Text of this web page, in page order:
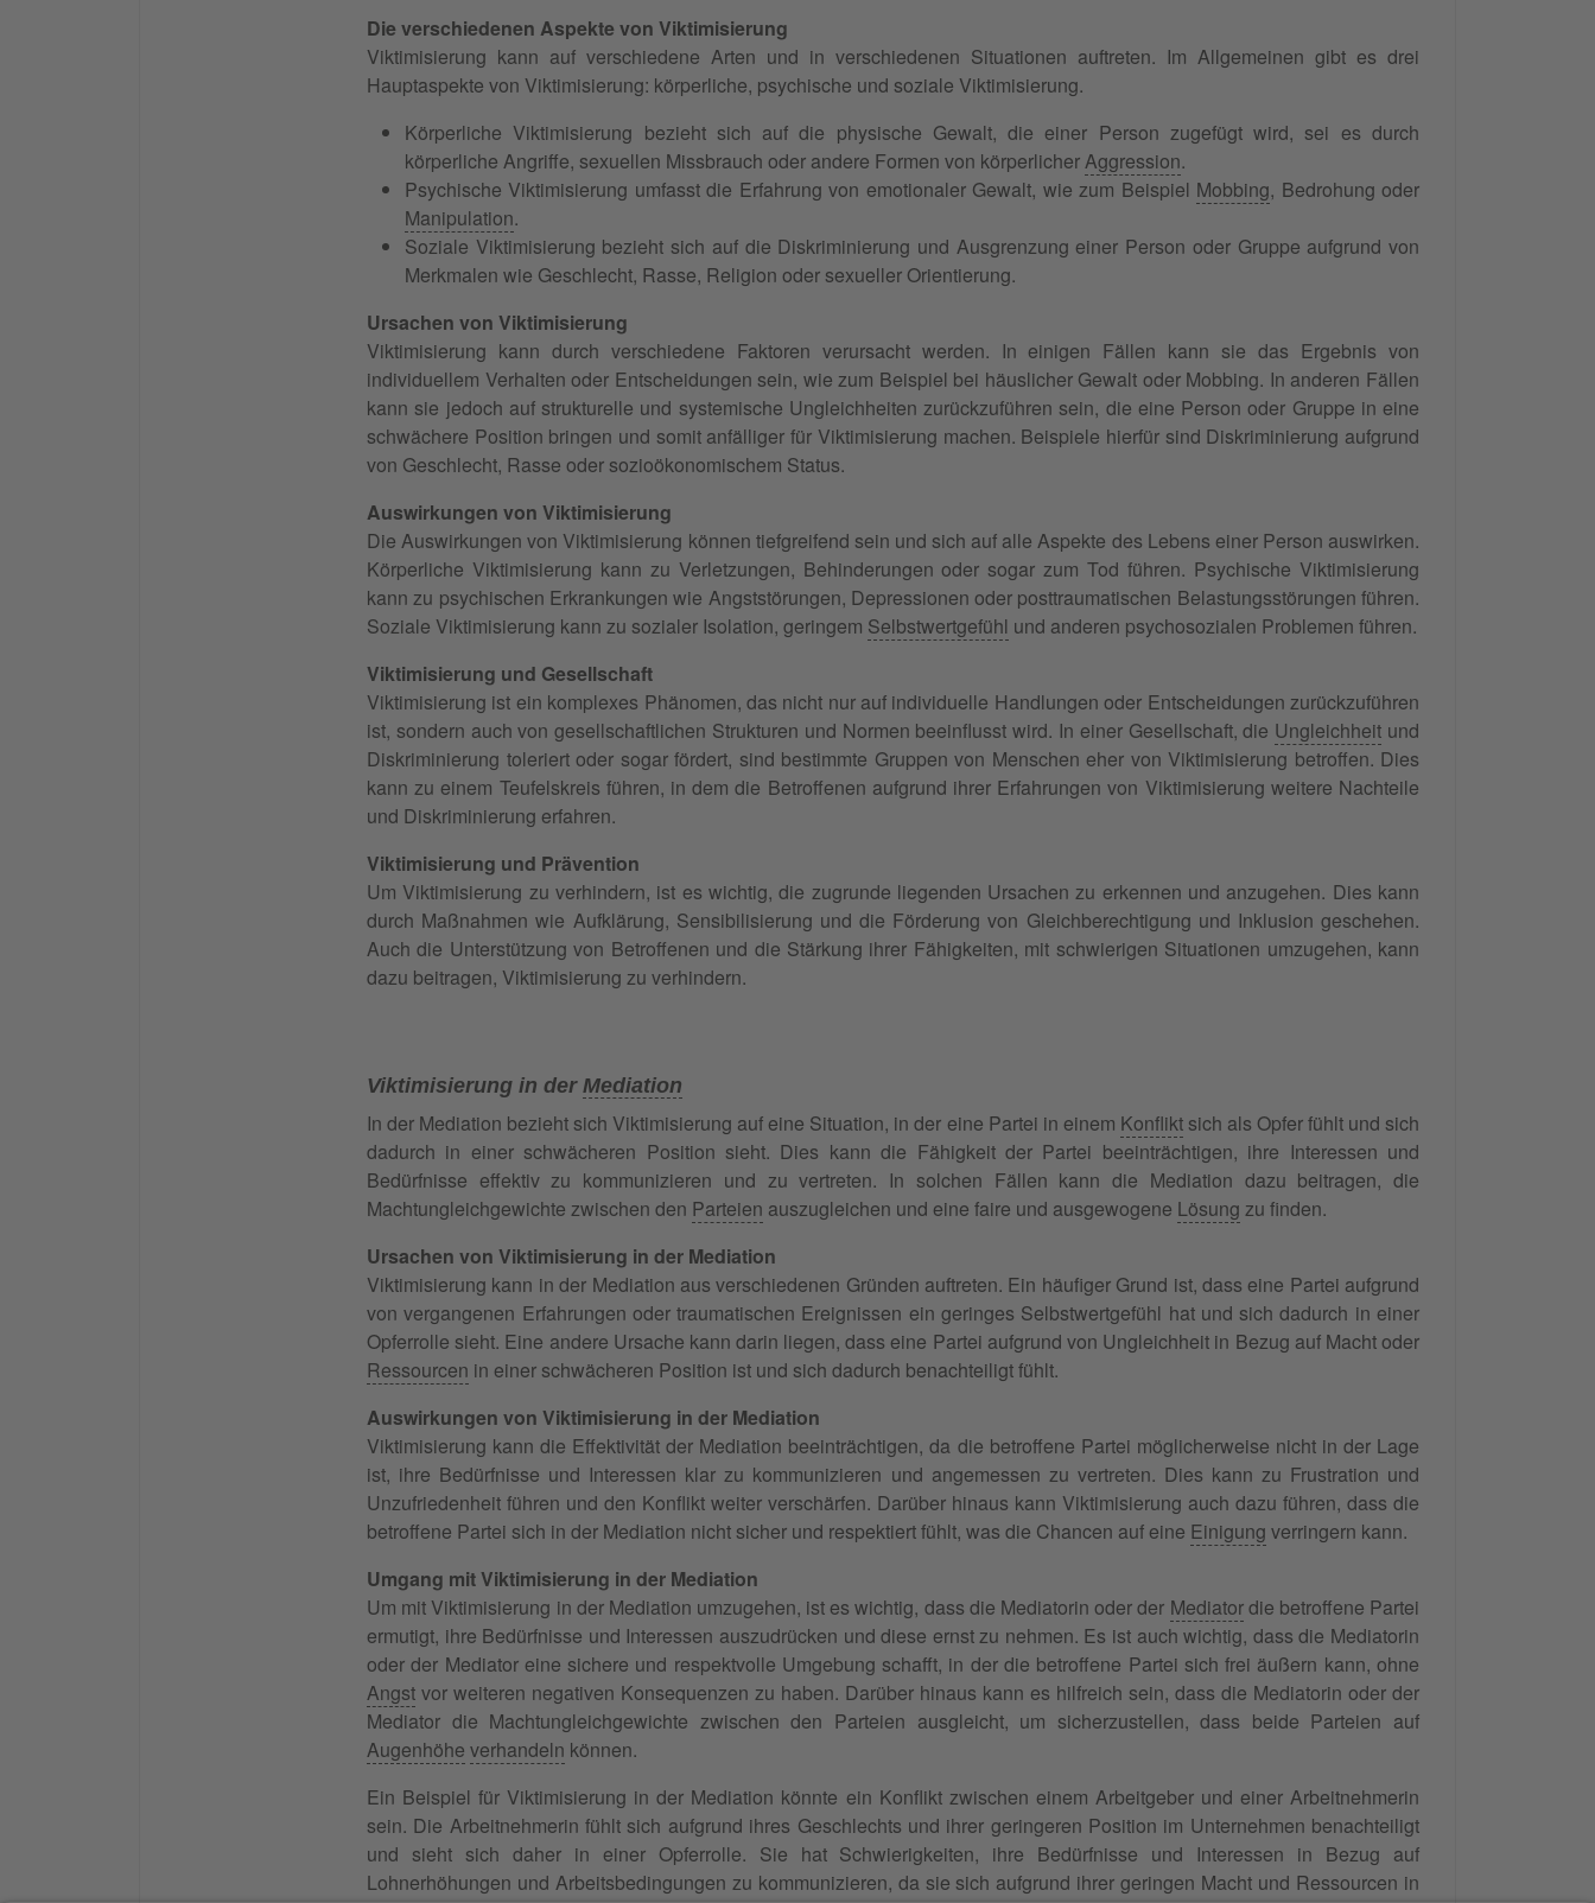
Die verschiedenen Aspekte von Viktimisierung
Viktimisierung kann auf verschiedene Arten und in verschiedenen Situationen auftreten. Im Allgemeinen gibt es drei
Hauptaspekte von Viktimisierung: körperliche, psychische und soziale Viktimisierung.
Körperliche Viktimisierung bezieht sich auf die physische Gewalt, die einer Person zugefügt wird, sei es durch
körperliche Angriffe, sexuellen Missbrauch oder andere Formen von körperlicherAggression.
Psychische Viktimisierung umfasst die Erfahrung von emotionaler Gewalt, wie zum Beispiel Mobbing, Bedrohung oder
Manipulation.
Soziale Viktimisierung bezieht sich auf die Diskriminierung und Ausgrenzung einer Person oder Gruppe aufgrund von
Merkmalen wie Geschlecht, Rasse, Religion oder sexueller Orientierung.
Ursachen von Viktimisierung
Viktimisierung kann durch verschiedene Faktoren verursacht werden. In einigen Fällen kann sie das Ergebnis von
individuellem Verhalten oder Entscheidungen sein, wie zum Beispiel bei häuslicher Gewalt oder Mobbing. In anderen Fällen
kann sie jedoch auf strukturelle und systemische Ungleichheiten zurückzuführen sein, die eine Person oder Gruppe in eine
schwächere Position bringen und somit anfälliger für Viktimisierung machen. Beispiele hierfür sind Diskriminierung aufgrund
von Geschlecht, Rasse oder sozioökonomischem Status.
Auswirkungen von Viktimisierung
Die Auswirkungen von Viktimisierung können tiefgreifend sein und sich auf alle Aspekte des Lebens einer Person auswirken.
Körperliche Viktimisierung kann zu Verletzungen, Behinderungen oder sogar zum Tod führen. Psychische Viktimisierung
kann zu psychischen Erkrankungen wie Angststörungen, Depressionen oder posttraumatischen Belastungsstörungen führen.
Soziale Viktimisierung kann zu sozialer Isolation, geringem Selbstwertgefühl und anderen psychosozialen Problemen führen.
Viktimisierung und Gesellschaft
Viktimisierung ist ein komplexes Phänomen, das nicht nur auf individuelle Handlungen oder Entscheidungen zurückzuführen
ist, sondern auch von gesellschaftlichen Strukturen und Normen beeinflusst wird. In einer Gesellschaft, die Ungleichheit und
Diskriminierung toleriert oder sogar fördert, sind bestimmte Gruppen von Menschen eher von Viktimisierung betroffen. Dies
kann zu einem Teufelskreis führen, in dem die Betroffenen aufgrund ihrer Erfahrungen von Viktimisierung weitere Nachteile
und Diskriminierung erfahren.
Viktimisierung und Prävention
Um Viktimisierung zu verhindern, ist es wichtig, die zugrunde liegenden Ursachen zu erkennen und anzugehen. Dies kann
durch Maßnahmen wie Aufklärung, Sensibilisierung und die Förderung von Gleichberechtigung und Inklusion geschehen.
Auch die Unterstützung von Betroffenen und die Stärkung ihrer Fähigkeiten, mit schwierigen Situationen umzugehen, kann
dazu beitragen, Viktimisierung zu verhindern.
Viktimisierung in der Mediation
In der Mediation bezieht sich Viktimisierung auf eine Situation, in der eine Partei in einem Konfliktsich als Opfer fühlt und sich
dadurch in einer schwächeren Position sieht. Dies kann die Fähigkeit der Partei beeinträchtigen, ihre Interessen und
Bedürfnisse effektiv zu kommunizieren und zu vertreten. In solchen Fällen kann die Mediation dazu beitragen, die
Machtungleichgewichte zwischen den Parteien auszugleichen und eine faire und ausgewogene Lösung zu finden.
Ursachen von Viktimisierung in der Mediation
Viktimisierung kann in der Mediation aus verschiedenen Gründen auftreten. Ein häufiger Grund ist, dass eine Partei aufgrund
von vergangenen Erfahrungen oder traumatischen Ereignissen ein geringes Selbstwertgefühl hat und sich dadurch in einer
Opferrolle sieht. Eine andere Ursache kann darin liegen, dass eine Partei aufgrund von Ungleichheit in Bezug auf Macht oder
Ressourcen in einer schwächeren Position ist und sich dadurch benachteiligt fühlt.
Auswirkungen von Viktimisierung in der Mediation
Viktimisierung kann die Effektivität der Mediation beeinträchtigen, da die betroffene Partei möglicherweise nicht in der Lage
ist, ihre Bedürfnisse und Interessen klar zu kommunizieren und angemessen zu vertreten. Dies kann zu Frustration und
Unzufriedenheit führen und den Konflikt weiter verschärfen. Darüber hinaus kann Viktimisierung auch dazu führen, dass die
betroffene Partei sich in der Mediation nicht sicher und respektiert fühlt, was die Chancen auf eine Einigung verringern kann.
Umgang mit Viktimisierung in der Mediation
Um mit Viktimisierung in der Mediation umzugehen, ist es wichtig, dass die Mediatorin oder der Mediatordie betroffene Partei
ermutigt, ihre Bedürfnisse und Interessen auszudrücken und diese ernst zu nehmen. Es ist auch wichtig, dass die Mediatorin
oder der Mediator eine sichere und respektvolle Umgebung schafft, in der die betroffene Partei sich frei äußern kann, ohne
Angst vor weiteren negativen Konsequenzen zu haben. Darüber hinaus kann es hilfreich sein, dass die Mediatorin oder der
Mediator die Machtungleichgewichte zwischen den Parteien ausgleicht, um sicherzustellen, dass beide Parteien auf
Augenhöhe verhandeln können.
Ein Beispiel für Viktimisierung in der Mediation könnte ein Konflikt zwischen einem Arbeitgeber und einer Arbeitnehmerin
sein. Die Arbeitnehmerin fühlt sich aufgrund ihres Geschlechts und ihrer geringeren Position im Unternehmen benachteiligt
und sieht sich daher in einer Opferrolle. Sie hat Schwierigkeiten, ihre Bedürfnisse und Interessen in Bezug auf
Lohnerhöhungen und Arbeitsbedingungen zu kommunizieren, da sie sich aufgrund ihrer geringen Macht und Ressourcen in